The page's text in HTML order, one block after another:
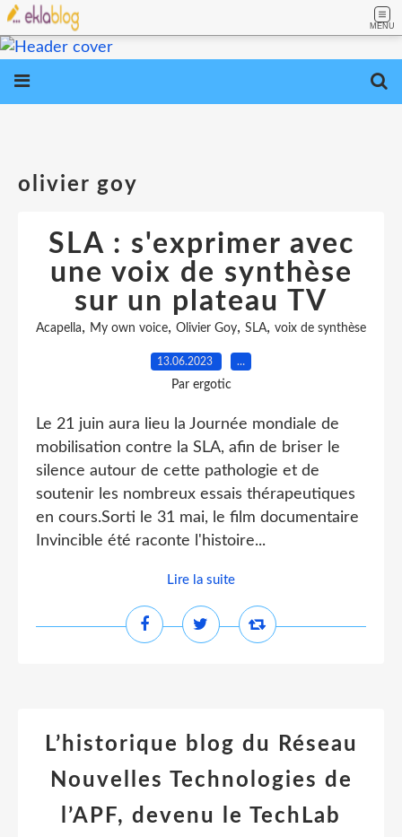
MENU
olivier goy
SLA : s'exprimer avec
une voix de synthèse
sur un plateau TV
Acapella, My own voice, Olivier Goy, SLA, voix de synthèse
13.06.2023 …
Par ergotic
Le 21 juin aura lieu la Journée mondiale de
mobilisation contre la SLA, afin de briser le
silence autour de cette pathologie et de
soutenir les nombreux essais thérapeutiques
en cours.Sorti le 31 mai, le film documentaire
Invincible été raconte l'histoire...
Lire la suite
L’historique blog du Réseau
Nouvelles Technologies de
l’APF, devenu le TechLab